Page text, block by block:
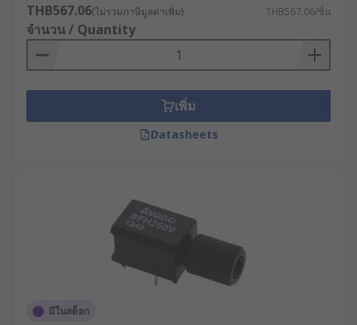
THB567.06(ไม่รวมภาษีมูลค่าเพิ่ม) THB567.06/ชิ้น
จำนวน / Quantity
เพิ่ม
Datasheets
มีในสต็อก